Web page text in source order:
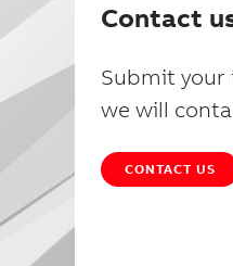
Contact
Submit your
we will
CONTACT US